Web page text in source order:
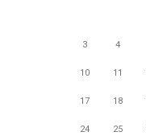
3 4
10 11
17 18
24 25